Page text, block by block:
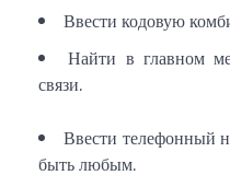
Ввести кодовую
Найти в главном
связи.
Ввести телефонный
быть любым.